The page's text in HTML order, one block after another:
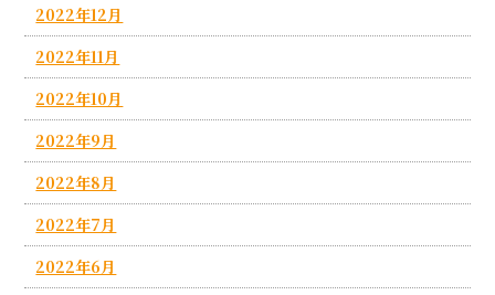
2022年12月
2022年11月
2022年10月
2022年9月
2022年8月
2022年7月
2022年6月